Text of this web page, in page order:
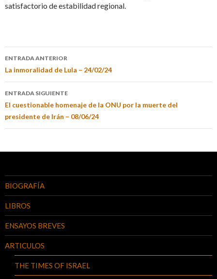
satisfactorio de estabilidad regional.
ENTRADA ANTERIOR
La inmoralidad de Lula – 24/02/24
ENTRADA SIGUIENTE
El cuestionable homenaje de la ONU por la muerte del
presidente de Irán – 08/06/24
BIOGRAFÍA
LIBROS
ENSAYOS BREVES
ARTICULOS
THE TIMES OF ISRAEL